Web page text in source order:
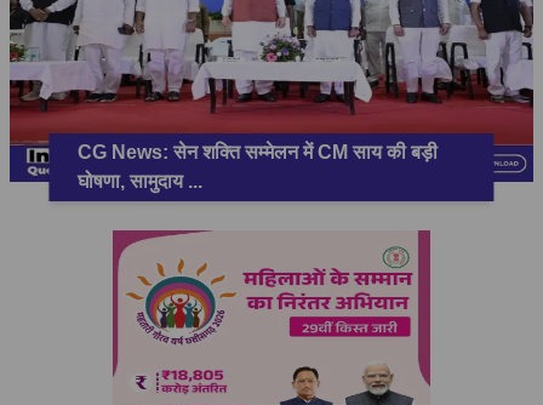
CG News: सेन शक्ति सम्मेलन में CM साय की बड़ी
घोषणा, सामुदाय...